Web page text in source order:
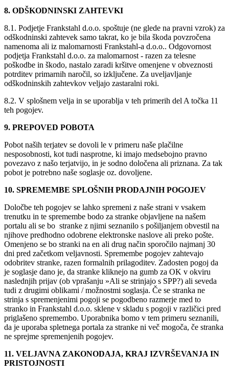
8. ODŠKODNINSKI ZAHTEVKI
8.1. Podjetje Frankstahl d.o.o. spoštuje (ne glede na pravni vzrok) za
odškodninski zahtevek samo takrat, ko je bila škoda povzročena
namenoma ali iz malomarnosti Frankstahl-a d.o.o.. Odgovornost
podjetja Frankstahl d.o.o. za malomarnost - razen za telesne
poškodbe in škodo, nastalo zaradi kršitve omenjene v obveznosti
potrditev primarnih naročil, so izključene. Za uveljavljanje
odškodninskih zahtevkov veljajo zastaralni roki.
8.2. V splošnem velja in se uporablja v teh primerih del A točka 11
teh pogojev.
9. PREPOVED POBOTA
Pobot naših terjatev se dovoli le v primeru naše plačilne
nesposobnosti, kot tudi nasprotne, ki imajo medsebojno pravno
povezavo z našo terjatvijo, in je sodno določena ali priznana. Za tak
pobot je potrebno naše soglasje oz. dovoljene.
10. SPREMEMBE SPLOŠNIH PRODAJNIH POGOJEV
Določbe teh pogojev se lahko spremeni z naše strani v vsakem
trenutku in te spremembe bodo za stranke objavljene na našem
portalu ali se bo stranke z njimi seznanilo s pošiljanjem obvestil na
njihove predhodno odobrene elektronske naslove ali preko pošte.
Omenjeno se bo stranki na en ali drug način sporočilo najmanj 30
dni pred začetkom veljavnosti. Spremembe pogojev zahtevajo
odobritev stranke, razen formalnih prilagoditev. Zadosten pogoj da
je soglasje dano je, da stranke kliknejo na gumb za OK v okviru
naslednjih prijav (ob vprašanju »Ali se strinjajo s SPP?) ali seveda
tudi z drugimi oblikami / možnostmi soglasja. Če se stranka ne
strinja s spremenjenimi pogoji se pogodbeno razmerje med to
stranko in Frankstahl d.o.o. sklene v skladu s pogoji v različici pred
priglašeno spremembo. Uporabnika bomo v tem primeru seznanili,
da je uporaba spletnega portala za stranke ni več mogoča, če stranka
ne sprejme spremenjenih pogojev.
11. VELJAVNA ZAKONODAJA, KRAJ IZVRŠEVANJA IN
PRISTOJNOSTI